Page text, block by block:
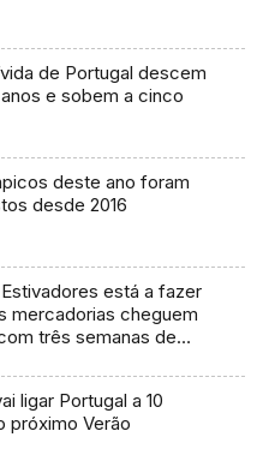
de Portugal descem
e sobem a cinco
deste ano foram
desde 2016
está a fazer
mercadorias cheguem
três semanas de
ligar Portugal a 10
próximo Verão